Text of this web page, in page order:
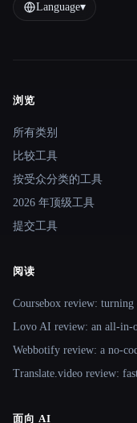
Language▾
Site navigation
浏览
所有类别
比较工具
按受众分类的工具
2026 年顶级工具
提交工具
阅读
Coursebox review:
Lovo AI review: an all-in-
Webbotify review: a no-
Translate.video review:
面向 AI